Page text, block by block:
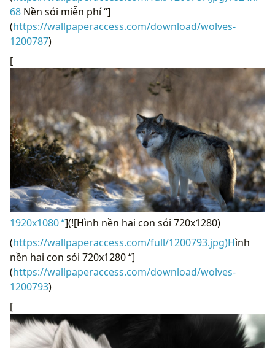
68 Nền sói miễn phí “]
(https://wallpaperaccess.com/download/wolves-
1200787)
[
1920x1080 “](![Hình nền hai con sói 720x1280)
(https://wallpaperaccess.com/full/1200793.jpg)Hình
nền hai con sói 720x1280 “]
(https://wallpaperaccess.com/download/wolves-
1200793)
[